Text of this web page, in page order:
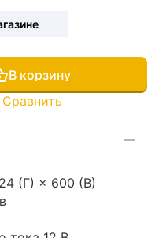
В корзину
Сравнить
(Г) × 600 (В)